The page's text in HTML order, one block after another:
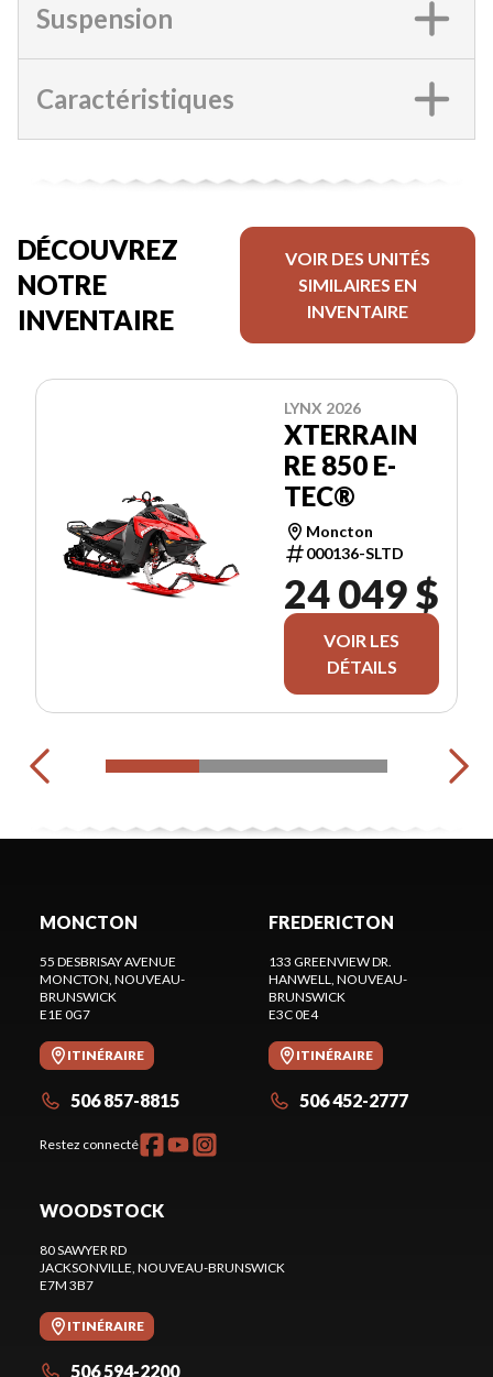
Suspension
Caractéristiques
DÉCOUVREZ
NOTRE
INVENTAIRE
VOIR DES UNITÉS
SIMILAIRES EN
INVENTAIRE
LYNX 2026
XTERRAIN
RE 850 E-
TEC®
Moncton
000136-SLTD
24 049 $
VOIR LES
DÉTAILS
MONCTON
55 DESBRISAY AVENUE
MONCTON, NOUVEAU-
BRUNSWICK
E1E 0G7
ITINÉRAIRE
506 857-8815
Restez connecté
FREDERICTON
133 GREENVIEW DR.
HANWELL, NOUVEAU-
BRUNSWICK
E3C 0E4
ITINÉRAIRE
506 452-2777
WOODSTOCK
80 SAWYER RD
JACKSONVILLE, NOUVEAU-BRUNSWICK
E7M 3B7
ITINÉRAIRE
506 594-2200